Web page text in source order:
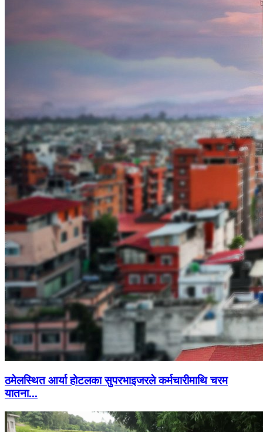
ठमेलस्थित आर्या होटलका सुपरभाइजरले कर्मचारीमाथि चरम
यातना...